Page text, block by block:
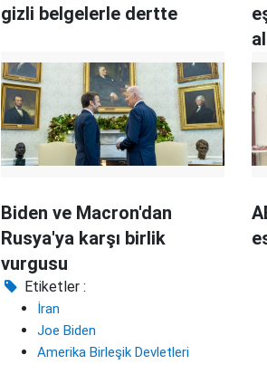
gizli belgelerle dertte
Biden ve Macron'dan
Rusya'ya karşı birlik
vurgusu
Etiketler :
İran
Joe Biden
Amerika Birleşik Devletleri